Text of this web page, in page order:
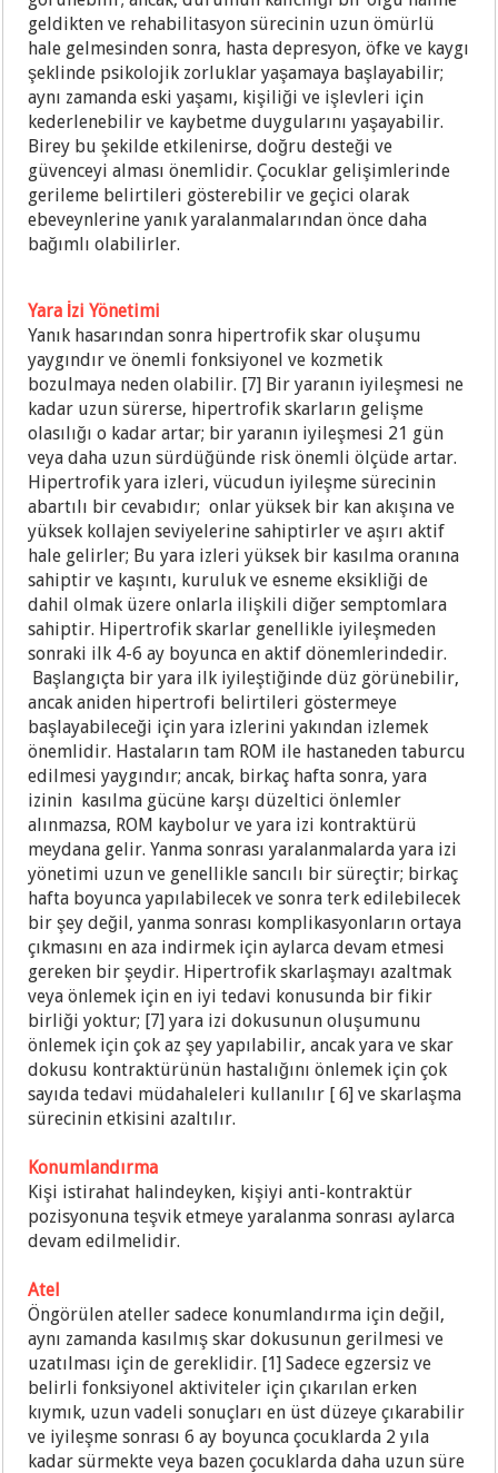
geldikten ve rehabilitasyon sürecinin uzun ömürlü
hale gelmesinden sonra, hasta depresyon, öfke ve kaygı
şeklinde psikolojik zorluklar yaşamaya başlayabilir;
aynı zamanda eski yaşamı, kişiliği ve işlevleri için
kederlenebilir ve kaybetme duygularını yaşayabilir.
Birey bu şekilde etkilenirse, doğru desteği ve
güvenceyi alması önemlidir. Çocuklar gelişimlerinde
gerileme belirtileri gösterebilir ve geçici olarak
ebeveynlerine yanık yaralanmalarından önce daha
bağımlı olabilirler.
Yara İzi Yönetimi
Yanık hasarından sonra hipertrofik skar oluşumu
yaygındır ve önemli fonksiyonel ve kozmetik
bozulmaya neden olabilir. [7] Bir yaranın iyileşmesi ne
kadar uzun sürerse, hipertrofik skarların gelişme
olasılığı o kadar artar; bir yaranın iyileşmesi 21 gün
veya daha uzun sürdüğünde risk önemli ölçüde artar.
Hipertrofik yara izleri, vücudun iyileşme sürecinin
abartılı bir cevabıdır; onlar yüksek bir kan akışına ve
yüksek kollajen seviyelerine sahiptirler ve aşırı aktif
hale gelirler; Bu yara izleri yüksek bir kasılma oranına
sahiptir ve kaşıntı, kuruluk ve esneme eksikliği de
dahil olmak üzere onlarla ilişkili diğer semptomlara
sahiptir. Hipertrofik skarlar genellikle iyileşmeden
sonraki ilk 4-6 ay boyunca en aktif dönemlerindedir.
Başlangıçta bir yara ilk iyileştiğinde düz görünebilir,
ancak aniden hipertrofi belirtileri göstermeye
başlayabileceği için yara izlerini yakından izlemek
önemlidir. Hastaların tam ROM ile hastaneden taburcu
edilmesi yaygındır; ancak, birkaç hafta sonra, yara
izinin kasılma gücüne karşı düzeltici önlemler
alınmazsa, ROM kaybolur ve yara izi kontraktürü
meydana gelir. Yanma sonrası yaralanmalarda yara izi
yönetimi uzun ve genellikle sancılı bir süreçtir; birkaç
hafta boyunca yapılabilecek ve sonra terk edilebilecek
bir şey değil, yanma sonrası komplikasyonların ortaya
çıkmasını en aza indirmek için aylarca devam etmesi
gereken bir şeydir. Hipertrofik skarlaşmayı azaltmak
veya önlemek için en iyi tedavi konusunda bir fikir
birliği yoktur; [7] yara izi dokusunun oluşumunu
önlemek için çok az şey yapılabilir, ancak yara ve skar
dokusu kontraktürünün hastalığını önlemek için çok
sayıda tedavi müdahaleleri kullanılır [ 6] ve skarlaşma
sürecinin etkisini azaltılır.
Konumlandırma
Kişi istirahat halindeyken, kişiyi anti-kontraktür
pozisyonuna teşvik etmeye yaralanma sonrası aylarca
devam edilmelidir.
Atel
Öngörülen ateller sadece konumlandırma için değil,
aynı zamanda kasılmış skar dokusunun gerilmesi ve
uzatılması için de gereklidir. [1] Sadece egzersiz ve
belirli fonksiyonel aktiviteler için çıkarılan erken
kıymık, uzun vadeli sonuçları en üst düzeye çıkarabilir
ve iyileşme sonrası 6 ay boyunca çocuklarda 2 yıla
kadar sürmekte veya bazen çocuklarda daha uzun süre